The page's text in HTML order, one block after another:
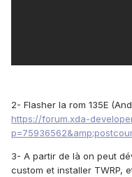
2- Flasher la rom 135E
https://forum.xda-
3- A partir de là on peut
custom et installer TWRP,